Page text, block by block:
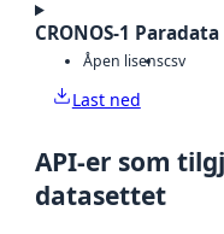
CRONOS-1
Åpen lisenscsv
Last ned
API-er som
datasettet